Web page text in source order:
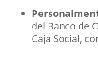
del Banco de
Caja Social,